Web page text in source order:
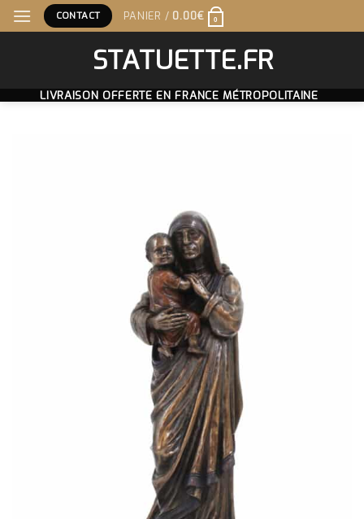
Skip
to
CONTACT PANIER / 0.00€ 0
STATUETTE.FR
LIVRAISON OFFERTE EN FRANCE MÉTROPOLITAINE